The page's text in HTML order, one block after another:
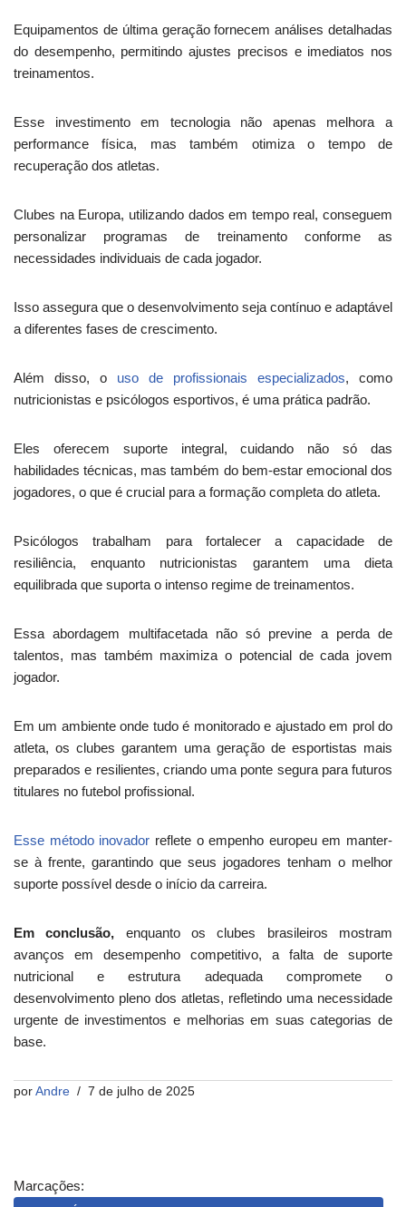
Equipamentos de última geração fornecem análises detalhadas
do desempenho, permitindo ajustes precisos e imediatos nos
treinamentos.
Esse investimento em tecnologia não apenas melhora a
performance física, mas também otimiza o tempo de
recuperação dos atletas.
Clubes na Europa, utilizando dados em tempo real, conseguem
personalizar programas de treinamento conforme as
necessidades individuais de cada jogador.
Isso assegura que o desenvolvimento seja contínuo e adaptável
a diferentes fases de crescimento.
Além disso, o uso de profissionais especializados, como
nutricionistas e psicólogos esportivos, é uma prática padrão.
Eles oferecem suporte integral, cuidando não só das
habilidades técnicas, mas também do bem-estar emocional dos
jogadores, o que é crucial para a formação completa do atleta.
Psicólogos trabalham para fortalecer a capacidade de
resiliência, enquanto nutricionistas garantem uma dieta
equilibrada que suporta o intenso regime de treinamentos.
Essa abordagem multifacetada não só previne a perda de
talentos, mas também maximiza o potencial de cada jovem
jogador.
Em um ambiente onde tudo é monitorado e ajustado em prol do
atleta, os clubes garantem uma geração de esportistas mais
preparados e resilientes, criando uma ponte segura para futuros
titulares no futebol profissional.
Esse método inovador reflete o empenho europeu em manter-
se à frente, garantindo que seus jogadores tenham o melhor
suporte possível desde o início da carreira.
Em conclusão, enquanto os clubes brasileiros mostram
avanços em desempenho competitivo, a falta de suporte
nutricional e estrutura adequada compromete o
desenvolvimento pleno dos atletas, refletindo uma necessidade
urgente de investimentos e melhorias em suas categorias de
base.
por Andre 7 de julho de 2025
Marcações: